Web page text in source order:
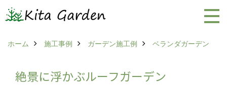
ホーム 施工事例 ガーデン施工例 ベランダガーデン
絶景に浮かぶルーフガーデン